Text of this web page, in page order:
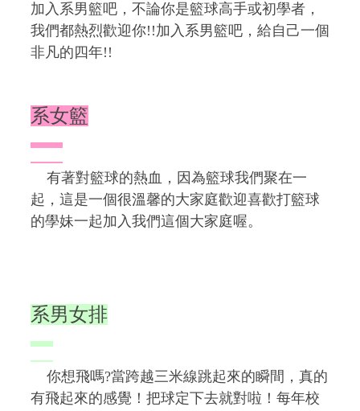
加入系男籃吧，不論你是籃球高手或初學者，
我們都熱烈歡迎你!!加入系男籃吧，給自己一個
非凡的四年!!
系女籃
有著對籃球的熱血，因為籃球我們聚在一
起，這是一個很溫馨的大家庭歡迎喜歡打籃球
的學妹一起加入我們這個大家庭喔。
系男女排
你想飛嗎?當跨越三米線跳起來的瞬間，真的
有飛起來的感覺！把球定下去就對啦！每年校